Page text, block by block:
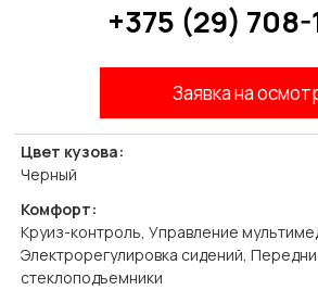
+375 (29) 708-
Заявка на
Цвет кузова:
Черный
Комфорт:
Круиз-контроль, Управление
Электрорегулировка сидений,
стеклоподъемники